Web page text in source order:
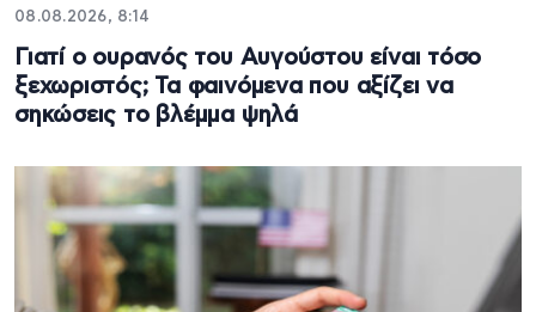
08.08.2026, 8:14
Γιατί ο ουρανός του Αυγούστου είναι τόσο
ξεχωριστός; Τα φαινόμενα που αξίζει να
σηκώσεις το βλέμμα ψηλά